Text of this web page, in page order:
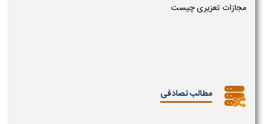
مجازات تعزیری چیست
مطالب تصادفی